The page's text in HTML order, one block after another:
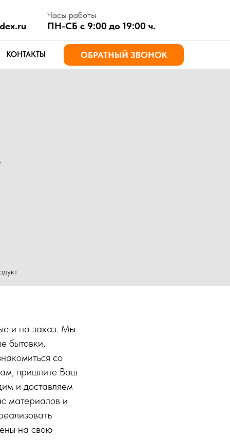
СБ с 9:00 до 19:00 ч.
ОБРАТНЫЙ ЗВОНОК
и на заказ. Мы
бытовки,
со
пришлите Ваш
и доставляем
материалов и
на свою